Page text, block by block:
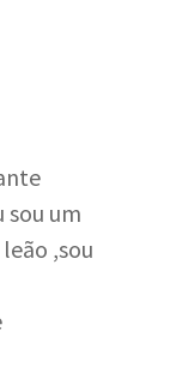
sou um
,sou